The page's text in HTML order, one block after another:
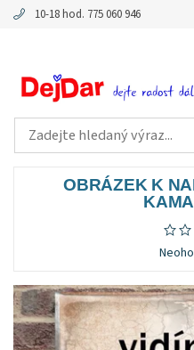
10-18 hod. 775 060 946
OBRÁZEK K